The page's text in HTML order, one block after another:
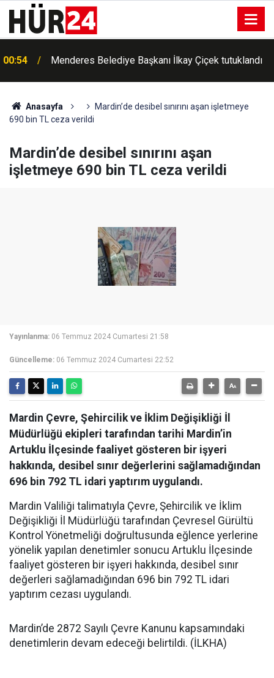
00:54 Menderes Belediye Başkanı İlkay Çiçek tutuklandı
Anasayfa
Mardin’de desibel sınırını aşan işletmeye
690 bin TL ceza verildi
Mardin’de desibel sınırını aşan
işletmeye 690 bin TL ceza verildi
Yayınlanma: 06 Temmuz 2024 Cumartesi 21:58
Güncelleme: 06 Temmuz 2024 Cumartesi 22:52
Mardin Çevre, Şehircilik ve İklim Değişikliği İl
Müdürlüğü ekipleri tarafından tarihi Mardin’in
Artuklu İlçesinde faaliyet gösteren bir işyeri
hakkında, desibel sınır değerlerini sağlamadığından
696 bin 792 TL idari yaptırım uygulandı.
Mardin Valiliği talimatıyla Çevre, Şehircilik ve İklim
Değişikliği İl Müdürlüğü tarafından Çevresel Gürültü
Kontrol Yönetmeliği doğrultusunda eğlence yerlerine
yönelik yapılan denetimler sonucu Artuklu İlçesinde
faaliyet gösteren bir işyeri hakkında, desibel sınır
değerleri sağlamadığından 696 bin 792 TL idari
yaptırım cezası uygulandı.
Mardin’de 2872 Sayılı Çevre Kanunu kapsamındaki
denetimlerin devam edeceği belirtildi. (İLKHA)